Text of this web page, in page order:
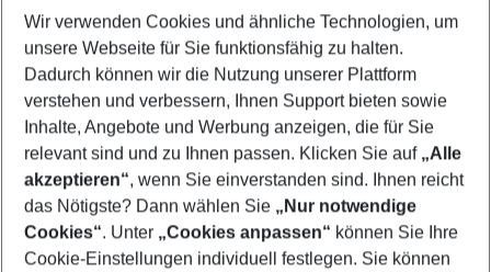
Select your date range
11/08/26–09/08/27 5-8 nights
Who will travel
2 adults No children
Show more filter
Wir verwenden Cookies und ähnliche Technologien, um
unsere Webseite für Sie funktionsfähig zu halten.
Dadurch können wir die Nutzung unserer Plattform
verstehen und verbessern, Ihnen Support bieten sowie
Inhalte, Angebote und Werbung anzeigen, die für Sie
relevant sind und zu Ihnen passen. Klicken Sie auf „Alle
akzeptieren“, wenn Sie einverstanden sind. Ihnen reicht
das Nötigste? Dann wählen Sie „Nur notwendige
Cookies“. Unter „Cookies anpassen“ können Sie Ihre
Cookie-Einstellungen individuell festlegen. Sie können